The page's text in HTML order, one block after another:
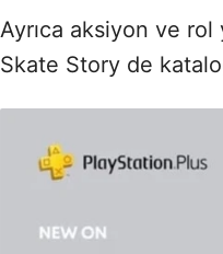
Ayrıca aksiyon ve
Skate Story de